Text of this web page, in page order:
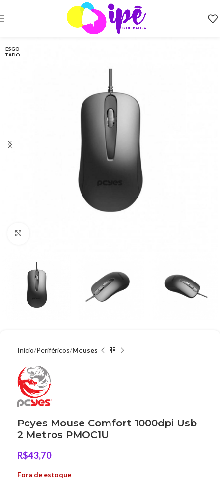
ESGO
TADO
Início Periféricos Mouses
Pcyes Mouse Comfort 1000dpi Usb
2 Metros PMOC1U
R$43,70
Fora de estoque